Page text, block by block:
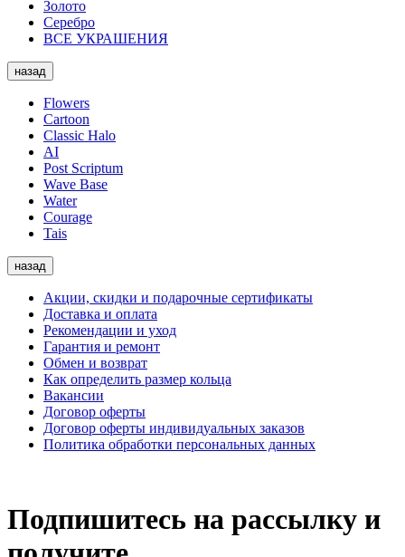
Золото
Серебро
ВСЕ УКРАШЕНИЯ
назад
Flowers
Cartoon
Classic Halo
AI
Post Scriptum
Wave Base
Water
Courage
Tais
назад
Акции, скидки и подарочные сертификаты
Доставка и оплата
Рекомендации и уход
Гарантия и ремонт
Обмен и возврат
Как определить размер кольца
Вакансии
Договор оферты
Договор оферты индивидуальных заказов
Политика обработки персональных данных
Подпишитесь на рассылку и